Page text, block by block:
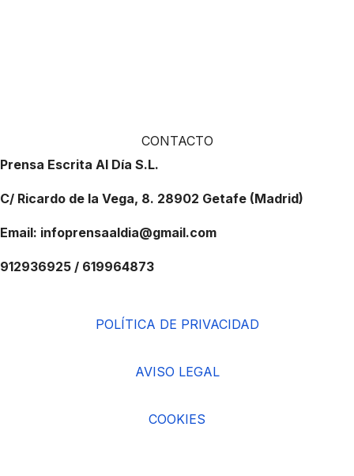
CONTACTO
Prensa Escrita Al Día S.L.
C/ Ricardo de la Vega, 8. 28902 Getafe (Madrid)
Email: infoprensaaldia@gmail.com
912936925 / 619964873
POLÍTICA DE PRIVACIDAD
AVISO LEGAL
COOKIES